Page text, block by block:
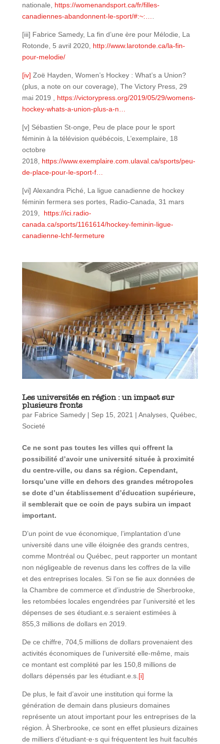
nationale, https://womenandsport.ca/fr/filles-
canadiennes-abandonnent-le-sport/#:~:…
[iii] Fabrice Samedy, La fin d’une ère pour Mélodie, La
Rotonde, 5 avril 2020, http://www.larotonde.ca/la-fin-
pour-melodie/
[iv] Zoë Hayden, Women’s Hockey : What’s a Union?
(plus, a note on our coverage), The Victory Press, 29
mai 2019 , https://victorypress.org/2019/05/29/womens-
hockey-whats-a-union-plus-a-n…
[v] Sébastien St-onge, Peu de place pour le sport
féminin à la télévision québécois, L’exemplaire, 18
octobre
2018, https://www.exemplaire.com.ulaval.ca/sports/peu-
de-place-pour-le-sport-f…
[vi] Alexandra Piché, La ligue canadienne de hockey
féminin fermera ses portes, Radio-Canada, 31 mars
2019, https://ici.radio-
canada.ca/sports/1161614/hockey-feminin-ligue-
canadienne-lchf-fermeture
Les universités en région : un impact sur
plusieurs fronts
par Fabrice Samedy| Sep 15, 2021 | Analyses, Québec,
Societé
Ce ne sont pas toutes les villes qui offrent la
possibilité d’avoir une université située à proximité
du centre-ville, ou dans sa région. Cependant,
lorsqu’une ville en dehors des grandes métropoles
se dote d’un établissement d’éducation supérieure,
il semblerait que ce coin de pays subira un impact
important.
D’un point de vue économique, l’implantation d’une
université dans une ville éloignée des grands centres,
comme Montréal ou Québec, peut rapporter un montant
non négligeable de revenus dans les coffres de la ville
et des entreprises locales. Si l’on se fie aux données de
la Chambre de commerce et d’industrie de Sherbrooke,
les retombées locales engendrées par l’université et les
dépenses de ses étudiant.e.s seraient estimées à
855,3 millions de dollars en 2019.
De ce chiffre, 704,5 millions de dollars provenaient des
activités économiques de l’université elle-même, mais
ce montant est complété par les 150,8 millions de
dollars dépensés par les étudiant.e.s.[i]
De plus, le fait d’avoir une institution qui forme la
génération de demain dans plusieurs domaines
représente un atout important pour les entreprises de la
région. À Sherbrooke, ce sont en effet plusieurs dizaines
de milliers d’étudiant·e·s qui fréquentent les huit facultés